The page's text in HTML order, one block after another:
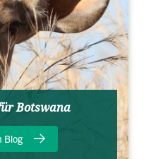
Botswana
Blog